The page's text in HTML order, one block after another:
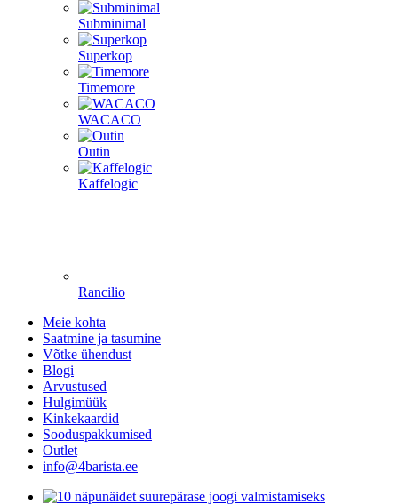
Subminimal
Superkop
Timemore
WACACO
Outin
Kaffelogic
Rancilio
Meie kohta
Saatmine ja tasumine
Võtke ühendust
Blogi
Arvustused
Hulgimüük
Kinkekaardid
Sooduspakkumised
Outlet
info@4barista.ee